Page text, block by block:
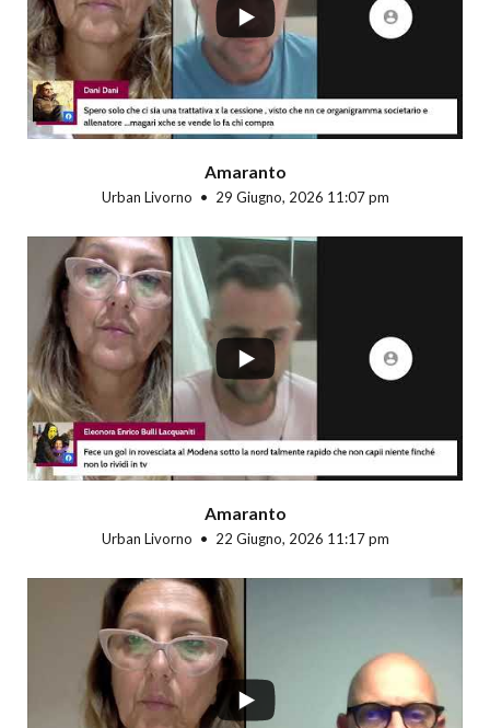
Amaranto
Urban Livorno 29 Giugno, 2026 11:07 pm
Amaranto
Urban Livorno 22 Giugno, 2026 11:17 pm